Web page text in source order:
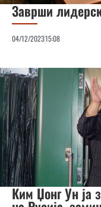
Заврши
04/12/202315:08
Ким Џонг Ун ја